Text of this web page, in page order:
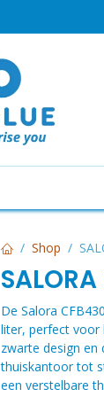
HOT
Shop
De Salora
liter, perfect voor
zwarte design
thuiskantoor tot
een verstelbare